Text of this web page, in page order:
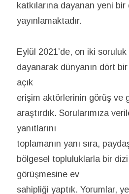
katkılarına dayanan yeni
yayınlamaktadır.
Eylül 2021’de, on iki
dayanarak dünyanın dört
açık
erişim aktörlerinin görüş ve
araştırdık. Sorularımıza
yanıtlarını
toplamanın yanı sıra,
bölgesel topluluklarla bir
görüşmesine ev
sahipliği yaptık. Yorumlar,